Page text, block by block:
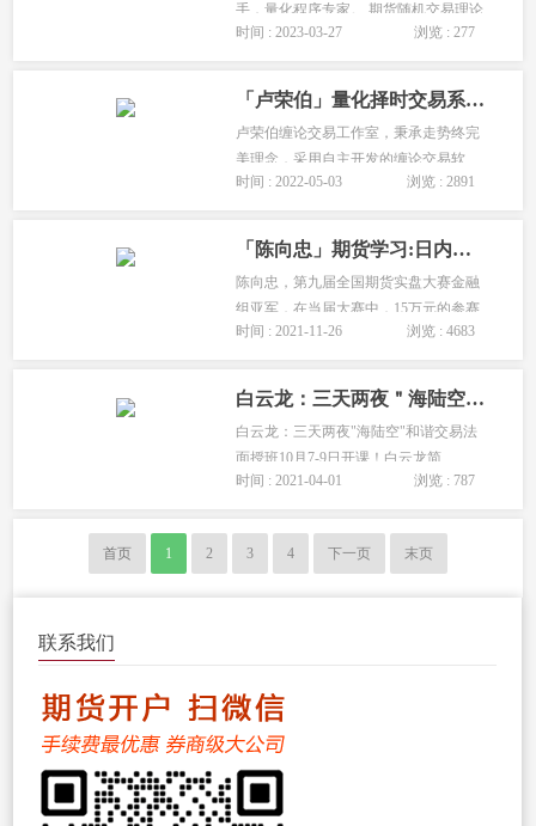
手，量化程序专家。 期货随机交易理论
践行者，十年海龟量化交易实战者。 13
学逻辑解决交易中的问题 ，期咖网创...
时间 : 2023-03-27 浏览 : 277
「卢荣伯」量化择时交易系统训练营
卢荣伯缠论交易工作室，秉承走势终完
美理念，采用自主开发的缠论交易软
件，以ETF、股票、期货、期权、为主
理，私人定制等服务，达到稳定盈利的
目的。...
时间 : 2022-05-03 浏览 : 2891
「陈向忠」期货学习:日内波段实盘培训（第51期）_苏州开课
陈向忠，第九届全国期货实盘大赛金融
组亚军，在当届大赛中，15万元的参赛
账户，5个月时间上升至468万元。2016
实盘培训，累计培训超1000人次，并培
时间 : 2021-11-26 浏览 : 4683
白云龙：三天两夜＂海陆空＂和谐交易法面授班4月17-19日开课！
白云龙：三天两夜"海陆空"和谐交易法
面授班10月7-9日开课！白云龙简
介：“海陆空和谐交易法”创始人；广州
州“智航投资俱乐部”创始人；...
时间 : 2021-04-01 浏览 : 787
首页 1 2 3 4 下一页 末页
联系我们